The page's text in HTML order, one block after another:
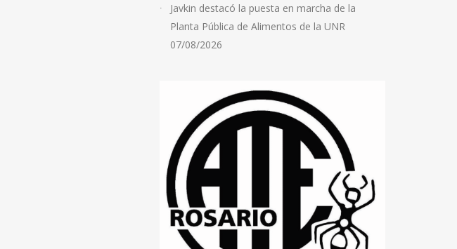
Javkin destacó la puesta en marcha de la
Planta Pública de Alimentos de la UNR
07/08/2026